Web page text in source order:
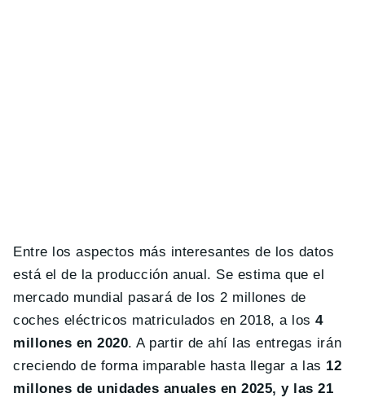
Entre los aspectos más interesantes de los datos
está el de la producción anual. Se estima que el
mercado mundial pasará de los 2 millones de
coches eléctricos matriculados en 2018, a los4
millones en 2020. A partir de ahí las entregas irán
creciendo de forma imparable hasta llegar a las 12
millones de unidades anuales en 2025, y las 21